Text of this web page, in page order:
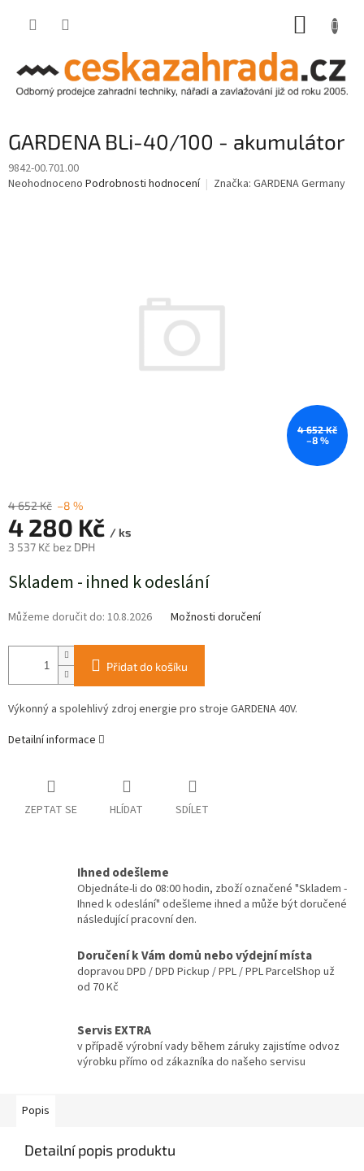
GARDENA BLi-40/100 - akumulátor
9842-00.701.00
Průměrné
Neohodnoceno Podrobnosti hodnocení Značka: GARDENA Germany
4 652 Kč
–8 %
4 652 Kč –8 %
4 280 Kč / ks
3 537 Kč bez DPH
cena:
Skladem - ihned k odeslání
Můžeme doručit do: 10.8.2026 Možnosti doručení
Přidat do košíku
Výkonný a spolehlivý zdroj energie pro stroje GARDENA 40V.
Detailní informace
ZEPTAT SE HLÍDAT SDÍLET
Ihned odešleme
Objednáte-li do 08:00 hodin, zboží označené "Skladem -
Ihned k odeslání" odešleme ihned a může být doručené
následující pracovní den.
Doručení k Vám domů nebo výdejní místa
dopravou DPD / DPD Pickup / PPL / PPL ParcelShop už
od 70 Kč
Servis EXTRA
v případě výrobní vady během záruky zajistíme odvoz
výrobku přímo od zákazníka do našeho servisu
Popis
Detailní popis produktu